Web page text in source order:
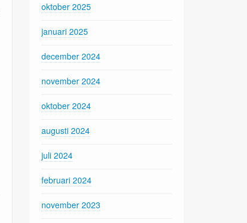
oktober 2025
januari 2025
december 2024
november 2024
oktober 2024
augusti 2024
juli 2024
februari 2024
november 2023